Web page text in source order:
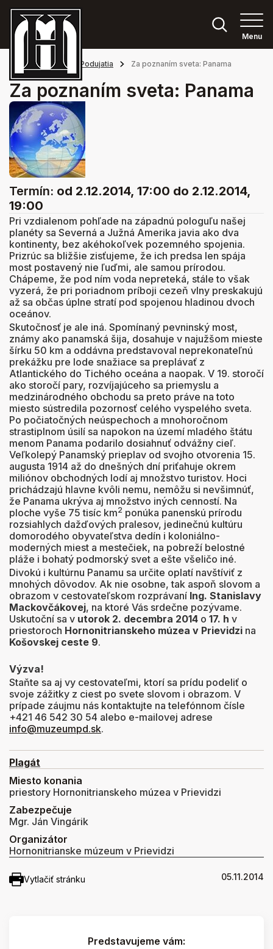
Menu
Hlavná stránka Podujatia Za poznaním sveta: Panama
Za poznaním sveta: Panama
Termín: od 2.12.2014, 17:00 do 2.12.2014,
19:00
Pri vzdialenom pohľade na západnú pologuľu našej
planéty sa Severná a Južná Amerika javia ako dva
kontinenty, bez akéhokoľvek pozemného spojenia.
Prizrúc sa bližšie zisťujeme, že ich predsa len spája
most postavený nie ľuďmi, ale samou prírodou.
Chápeme, že pod ním voda nepreteká, stále to však
vyzerá, že pri poriadnom príboji cezeň vlny preskakujú
až sa občas úplne stratí pod spojenou hladinou dvoch
oceánov.
Skutočnosť je ale iná. Spomínaný pevninský most,
známy ako panamská šija, dosahuje v najužšom mieste
šírku 50 km a oddávna predstavoval neprekonateľnú
prekážku pre lode snažiace sa preplávať z
Atlantického do Tichého oceána a naopak. V 19. storočí
ako storočí pary, rozvíjajúceho sa priemyslu a
medzinárodného obchodu sa preto práve na toto
miesto sústredila pozornosť celého vyspelého sveta.
Po počiatočných neúspechoch a mnohoročnom
strastiplnom úsilí sa napokon na území mladého štátu
menom Panama podarilo dosiahnuť odvážny cieľ.
Veľkolepý Panamský prieplav od svojho otvorenia 15.
augusta 1914 až do dnešných dní priťahuje okrem
miliónov obchodných lodí aj množstvo turistov. Hoci
prichádzajú hlavne kvôli nemu, nemôžu si nevšimnúť,
že Panama ukrýva aj množstvo iných cenností. Na
ploche vyše 75 tisíc km2 ponúka panenskú prírodu
rozsiahlych dažďových pralesov, jedinečnú kultúru
domorodého obyvateľstva dedín i koloniálno-
moderných miest a mestečiek, na pobreží belostné
pláže i bohatý podmorský svet a ešte všeličo iné.
Divokú i kultúrnu Panamu sa určite oplatí navštíviť z
mnohých dôvodov. Ak nie osobne, tak aspoň slovom a
obrazom v cestovateľskom rozprávaní Ing. Stanislavy
Mackovčákovej, na ktoré Vás srdečne pozývame.
Uskutoční sa v utorok 2. decembra 2014 o 17. h v
priestoroch Hornonitrianskeho múzea v Prievidzi na
Košovskej ceste 9.
Výzva!
Staňte sa aj vy cestovateľmi, ktorí sa prídu podeliť o
svoje zážitky z ciest po svete slovom i obrazom. V
prípade záujmu nás kontaktujte na telefónnom čísle
+421 46 542 30 54 alebo e-mailovej adrese
info@muzeumpd.sk.
Plagát
Miesto konania
priestory Hornonitrianskeho múzea v Prievidzi
Zabezpečuje
Mgr. Ján Vingárik
Organizátor
Hornonitrianske múzeum v Prievidzi
Vytlačiť stránku 05.11.2014
Predstavujeme vám: